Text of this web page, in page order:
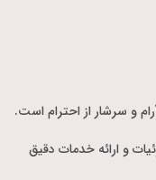
و سرشار از احترام است.
و ارائه خدمات دقیق